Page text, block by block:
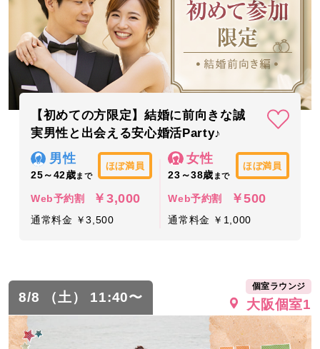
【初めての方限定】結婚に前向きな誠
実男性と出会える安心婚活Party♪
男性
25～42歳まで
ほぼ満員
Web予約割 ￥3,000
通常料金 ￥3,500
女性
23～38歳 まで
ほぼ満員
Web予約割 ￥500
通常料金 ￥1,000
8/8 （土） 11:40〜
個室ラウンジ
大阪個室1